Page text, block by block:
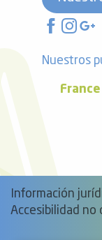
Nuestros
France
Información
Accesibilidad no